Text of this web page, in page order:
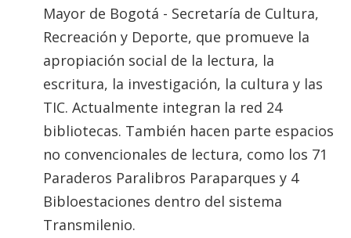
Mayor de Bogotá - Secretaría de Cultura,
Recreación y Deporte, que promueve la
apropiación social de la lectura, la
escritura, la investigación, la cultura y las
TIC. Actualmente integran la red 24
bibliotecas. También hacen parte espacios
no convencionales de lectura, como los 71
Paraderos Paralibros Paraparques y 4
Bibloestaciones dentro del sistema
Transmilenio.